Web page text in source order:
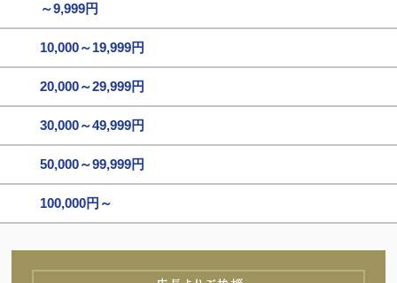
～9,999円
10,000～19,999円
20,000～29,999円
30,000～49,999円
50,000～99,999円
100,000円～